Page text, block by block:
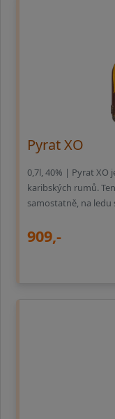
Pyrat XO
0,7l, 40% | Pyrat XO
karibských rumů.
samostatně, na
909,-